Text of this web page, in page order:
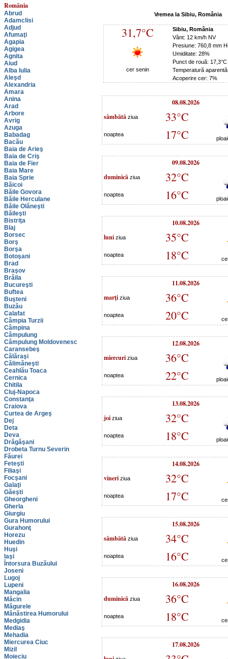
România
Abrud
Adamclisi
Adjud
Afumaţi
Agapia
Agigea
Agnita
Aiud
Alba Iulia
Aleşd
Alexandria
Amara
Anina
Arad
Arbore
Avrig
Azuga
Babadag
Bacău
Baia de Arieş
Baia de Criş
Baia de Fier
Baia Mare
Baia Sprie
Băicoi
Băile Govora
Băile Herculane
Băile Olăneşti
Băileşti
Bistriţa
Blaj
Borsec
Borş
Borşa
Botoşani
Brad
Braşov
Brăila
Bucureşti
Buftea
Buşteni
Buzău
Calafat
Câmpia Turzii
Câmpina
Câmpulung
Câmpulung Moldovenesc
Caransebeş
Călăraşi
Călimăneşti
Ceahlău Toaca
Cernica
Chitila
Cluj-Napoca
Constanţa
Craiova
Curtea de Argeş
Dej
Deta
Deva
Drăgăşani
Drobeta Turnu Severin
Făurei
Feteşti
Filiaşi
Focşani
Galaţi
Găeşti
Gheorgheni
Gherla
Giurgiu
Gura Humorului
Gurahonţ
Horezu
Huedin
Huşi
Iaşi
Întorsura Buzăului
Joseni
Lugoj
Lupeni
Mangalia
Măcin
Măgurele
Mănăstirea Humorului
Medgidia
Mediaş
Mehadia
Miercurea Ciuc
Mizil
Moieciu
Vremea la Sibiu, România
31,7°C
cer senin
Sibiu, România
Vânt: 12 km/h NV
Presiune: 760,8 mm
Umiditate: 28%
Punct de rouă: 17,3°C
Temperatură
Acoperire cer: 7%
08.08.2026
sâmbătă ziua 33°C
noaptea 17°C
09.08.2026
duminică ziua 32°C
noaptea 16°C
10.08.2026
luni ziua 35°C
noaptea 18°C
11.08.2026
marţi ziua 36°C
noaptea 20°C
12.08.2026
miercuri ziua 36°C
noaptea 22°C
13.08.2026
joi ziua 32°C
noaptea 18°C
14.08.2026
vineri ziua 32°C
noaptea 17°C
15.08.2026
sâmbătă ziua 34°C
noaptea 16°C
16.08.2026
duminică ziua 36°C
noaptea 18°C
17.08.2026